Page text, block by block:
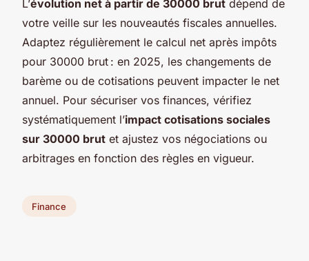
L’évolution net à partir de 30000 brut dépend de
votre veille sur les nouveautés fiscales annuelles.
Adaptez régulièrement le calcul net après impôts
pour 30000 brut : en 2025, les changements de
barème ou de cotisations peuvent impacter le net
annuel. Pour sécuriser vos finances, vérifiez
systématiquement l’impact cotisations sociales
sur 30000 brut et ajustez vos négociations ou
arbitrages en fonction des règles en vigueur.
Finance